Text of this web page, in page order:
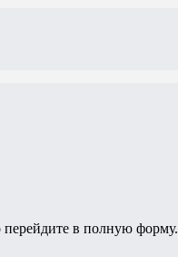
перейдите в полную форму.